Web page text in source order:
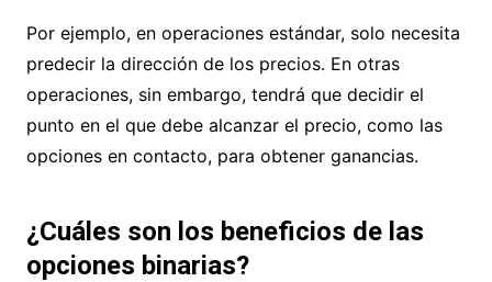
Por ejemplo, en operaciones estándar, solo necesita
predecir la dirección de los precios. En otras
operaciones, sin embargo, tendrá que decidir el
punto en el que debe alcanzar el precio, como las
opciones en contacto, para obtener ganancias.
¿Cuáles son los beneficios de las
opciones binarias?